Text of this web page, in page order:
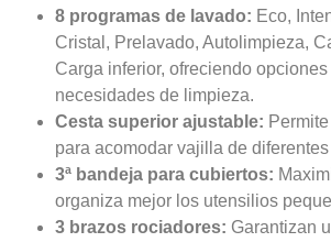
8 programas de lavado: Eco,
Cristal, Prelavado, Autolimpieza,
Carga inferior, ofreciendo
necesidades de limpieza.
Cesta superior ajustable:
para acomodar vajilla de
3ª bandeja para cubiertos:
organiza mejor los utensilios
3 brazos rociadores: Garantizan